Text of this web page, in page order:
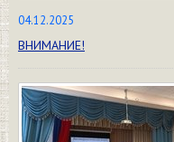
04.12.2025
ВНИМАНИЕ!